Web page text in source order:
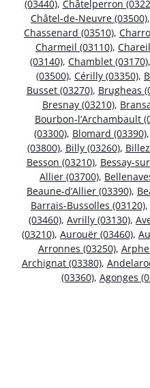
(03440), Châtelperron
Châtel-de-Neuvre (03500),
Chassenard (03510),
Charmeil (03110),
(03140), Chamblet (03170),
(03500), Cérilly (03350),
Busset (03270), Brugheas
Bresnay (03210),
Bourbon-l’Archambault
(03300), Blomard (03390),
(03800), Billy (03260),
Besson (03210), Bessay-
Allier (03700),
Beaune-d’Allier (03390),
Barrais-Bussolles (03120),
(03460), Avrilly (03130),
(03210), Aurouër (03460),
Arronnes (03250),
Archignat (03380),
(03360), Agonges